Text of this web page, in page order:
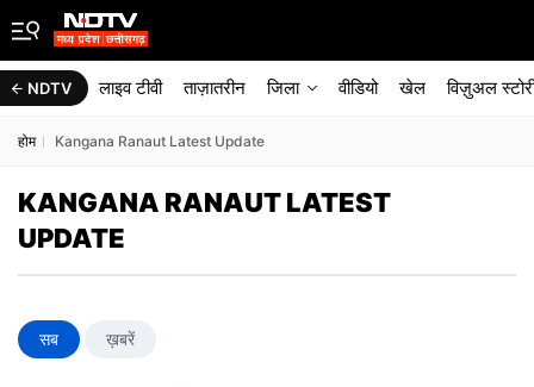
NDTV लाइव टीवी ताज़ातरीन जिला वीडियो खेल विज़ुअल
होम Kangana Ranaut Latest Update
KANGANA RANAUT LATEST
UPDATE
सब ख़बरें